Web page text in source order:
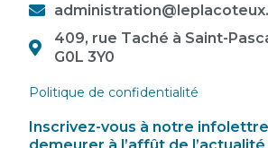
409, rue Taché à Saint-
G0L 3Y0
Politique de confidentialité
Inscrivez-vous à notre